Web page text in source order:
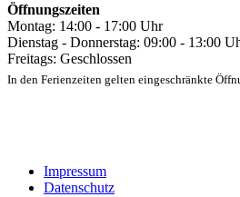
Öffnungszeiten
Montag: 14:00 - 17:00 Uhr
Dienstag - Donnerstag: 09:00 - 13:00
Freitags: Geschlossen
In den Ferienzeiten gelten eingeschränkte
Impressum
Datenschutz